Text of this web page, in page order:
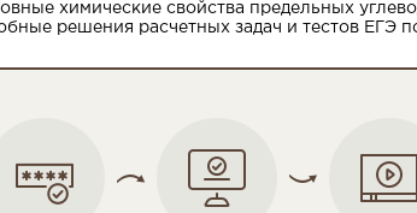
химические свойства предельных
решения расчетных задач и тестов ЕГЭ